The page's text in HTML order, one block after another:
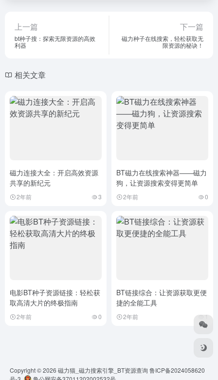
上一篇
bt种子搜：探索无限资源的高效
利器
下一篇
磁力种子在线搜索，轻松获取无
限资源的秘诀！
相关文章
磁力连接大全：开启高效资源
共享的新纪元
2年前 3
BT磁力在线搜索神器——磁力
狗，让资源搜索变得更简单
2年前 0
电影BT种子资源链接：轻松获
取高清大片的终极指南
2年前 0
BT链接综合：让资源获取更便
捷的全能工具
2年前 1
Copyright © 2026 磁力猫_磁力搜索引擎_BT资源查询 鲁ICP备2024058620